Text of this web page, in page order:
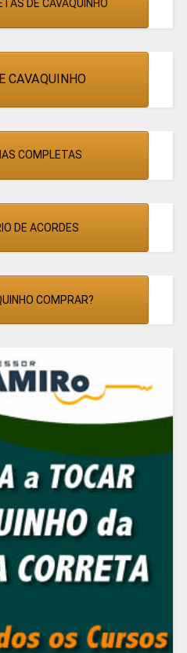
DE CAVAQUINHO
CAVAQUINHO
COMPLETAS
DE ACORDES
COMPRAR?